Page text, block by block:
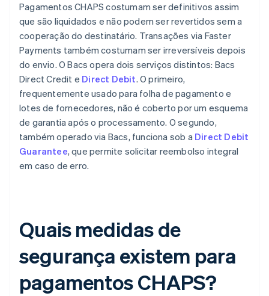
Pagamentos CHAPS costumam ser definitivos assim
que são liquidados e não podem ser revertidos sem a
cooperação do destinatário. Transações via Faster
Payments também costumam ser irreversíveis depois
do envio. O Bacs opera dois serviços distintos: Bacs
Direct Credit e Direct Debit. O primeiro,
frequentemente usado para folha de pagamento e
lotes de fornecedores, não é coberto por um esquema
de garantia após o processamento. O segundo,
também operado via Bacs, funciona sob a Direct Debit
Guarantee, que permite solicitar reembolso integral
em caso de erro.
Quais medidas de
segurança existem para
pagamentos CHAPS?